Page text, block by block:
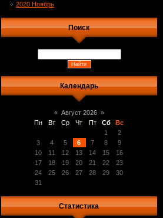
2020 Ноябрь
Поиск
Календарь
« Август 2026 »
Пн
Вт Ср Чт Пт Сб
Вс
1
2
3
4 5 6 7 8
9
10
11 12 13 14 15
16
17
18 19 20 21 22
23
24
25 26 27 28 29
30
31
Статистика